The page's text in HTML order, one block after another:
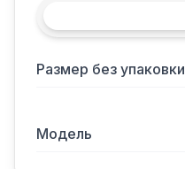
Размер без упаковки
Модель